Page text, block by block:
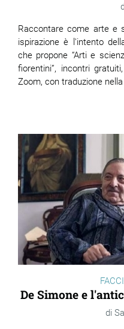
Raccontare come arte e
ispirazione è l'intento
che propone “Arti e
fiorentini”, incontri
Zoom, con traduzione
De Simone e